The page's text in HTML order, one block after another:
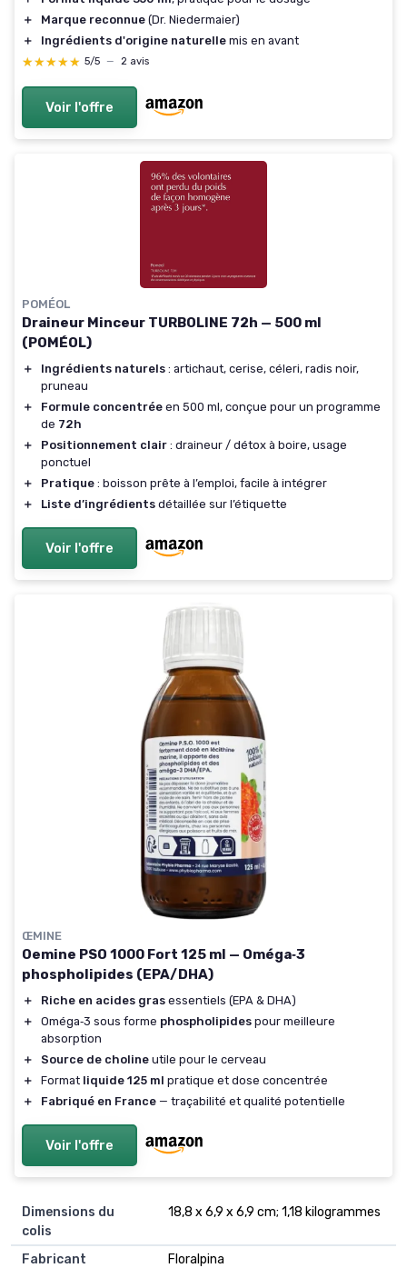
＋
Marque reconnue (Dr. Niedermaier)
＋
Ingrédients d'origine naturelle mis en avant
★★★★★
★★★★★ 5/5 — 2 avis
Voir l'offre
POMÉOL
Draineur Minceur TURBOLINE 72h — 500 ml
(POMÉOL)
＋ Ingrédients naturels : artichaut, cerise, céleri, radis noir,
pruneau
＋
Formule concentrée en 500 ml, conçue pour un programme
de 72h
＋
Positionnement clair : draineur / détox à boire, usage
ponctuel
＋
Pratique : boisson prête à l’emploi, facile à intégrer
＋
Liste d’ingrédients détaillée sur l’étiquette
Voir l'offre
ŒMINE
Oemine PSO 1000 Fort 125 ml — Oméga‑3
phospholipides (EPA/DHA)
＋ Riche en acides gras essentiels (EPA & DHA)
＋
Oméga‑3 sous forme phospholipides pour meilleure
absorption
＋
Source de choline utile pour le cerveau
＋
Format liquide 125 ml pratique et dose concentrée
＋
Fabriqué en France — traçabilité et qualité potentielle
Voir l'offre
Dimensions du
colis
18,8 x 6,9 x 6,9 cm; 1,18 kilogrammes
Fabricant
Floralpina